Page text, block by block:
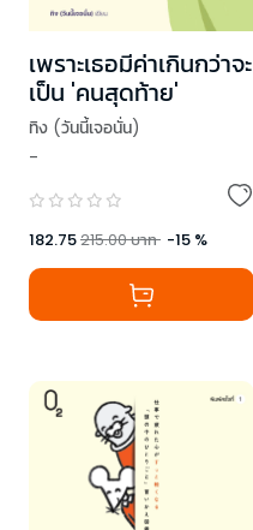
เพราะเธอมีค่าเกินกว่าจะ
เป็น 'คนสุดท้าย'
ทิง (วันนี้เจอนั่น)
-
182.75215.00บาท -15 %